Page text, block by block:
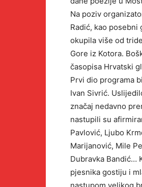
Na poziv
Radić, kao
okupila više od
Gore iz Kotora.
časopisa Hrvatski
Prvi dio programa
Ivan Sivrić.
značaj nedavno
nastupili su
Pavlović, Ljubo
Marijanović, Mile
Dubravka Bandić…
pjesnika gostiju i